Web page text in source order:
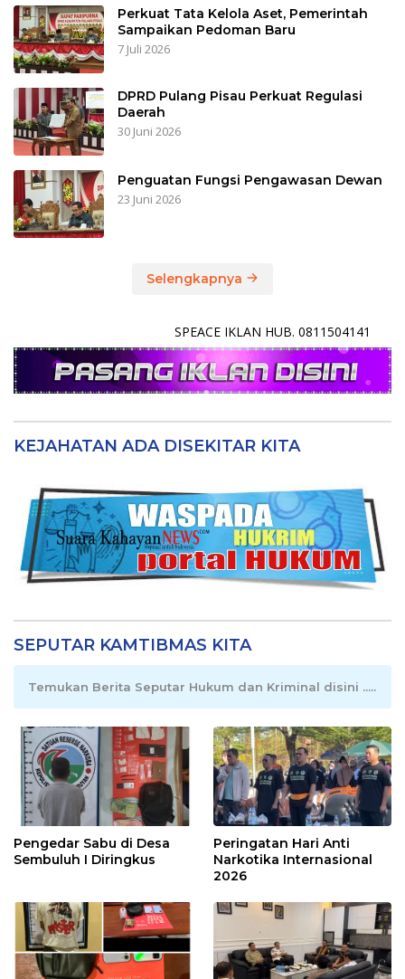
Perkuat Tata Kelola Aset, Pemerintah
Sampaikan Pedoman Baru
7 Juli 2026
DPRD Pulang Pisau Perkuat Regulasi
Daerah
30 Juni 2026
Penguatan Fungsi Pengawasan Dewan
23 Juni 2026
Selengkapnya
SPEACE IKLAN HUB. 0811504141
KEJAHATAN ADA DISEKITAR KITA
SEPUTAR KAMTIBMAS KITA
Temukan Berita Seputar Hukum dan Kriminal disini .....
Pengedar Sabu di Desa
Sembuluh I Diringkus
Peringatan Hari Anti
Narkotika Internasional
2026